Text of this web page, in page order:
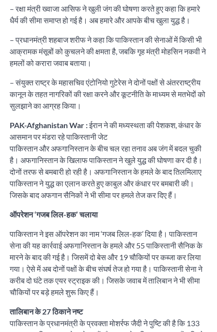
– रक्षा मंत्री ख्वाजा आसिफ ने खुली जंग की घोषणा करते हुए कहा कि हमारे
धैर्य की सीमा समाप्त हो गई है। अब हमारे और आपके बीच खुला युद्ध है।
– प्रधानमंत्री शहबाज शरीफ ने कहा कि पाकिस्तान की सेनाओं में किसी भी
आक्रामक मंसूबों को कुचलने की क्षमता है, जबकि गृह मंत्री मोहसिन नकवी ने
हमलों को करारा जवाब बताया।
– संयुक्त राष्ट्र के महासचिव एंटोनियो गुटेरेस ने दोनों पक्षों से अंतरराष्ट्रीय
कानून के तहत नागरिकों की रक्षा करने और कूटनीति के माध्यम से मतभेदों को
सुलझाने का आग्रह किया।
PAK-Afghanistan War :ईरान ने की मध्यस्थता की पेशकश, कंधार के
आसमान पर मंडरा रहे पाकिस्तानी जेट
पाकिस्तान और अफगानिस्तान के बीच चल रहा तनाव अब जंग में बदल चुकी
है। अफगानिस्तान के खिलाफ पाकिस्तान ने खुले युद्ध की घोषणा कर दी है।
दोनों तरफ से बमबारी हो रही है। अफगानिस्तान के हमले के बाद तिलमिलाए
पाकिस्तान ने युद्ध का एलान करते हुए काबुल और कंधार पर बमबारी की।
जिसके बाद अफगान सैनिकों ने भी सीमा पर हमले तेज कर दिए हैं।
ऑपरेशन ‘गजब लिल-हक’ चलाया
पाकिस्तान ने इस ऑपरेशन का नाम ‘गजब लिल-हक’ दिया है। पाकिस्तान
सेना की यह कार्रवाई अफगानिस्तान के हमले और 55 पाकिस्तानी सैनिक के
मारने के बाद की गई है। जिसमें दो बेस और 19 चौकियों पर कब्जा कर लिया
गया। ऐसे में अब दोनों पक्षों के बीच संघर्ष तेज हो गया है। पाकिस्तानी सेना ने
करीब दो घंटे तक एयर स्ट्राइक की। जिसके जवाब में तालिबान ने भी सीमा
चौकियों पर बड़े हमले शुरू किए हैं।
तालिबान के 27 ठिकाने नष्ट
पाकिस्तान के प्रधानमंत्री के प्रवक्ता मोशर्रफ जैदी ने पुष्टि की है कि 133